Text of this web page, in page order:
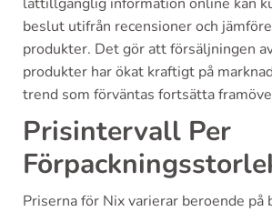
beslut utifrån recensioner och
produkter. Det gör att försäljningen
produkter har ökat kraftigt på
trend som förväntas fortsätta
Prisintervall Per
Priserna för Nix varierar beroende på